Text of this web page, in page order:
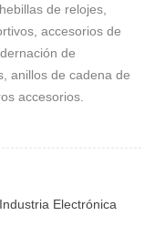
de relojes,
accesorios de
de
anillos de cadena de
accesorios.
Electrónica